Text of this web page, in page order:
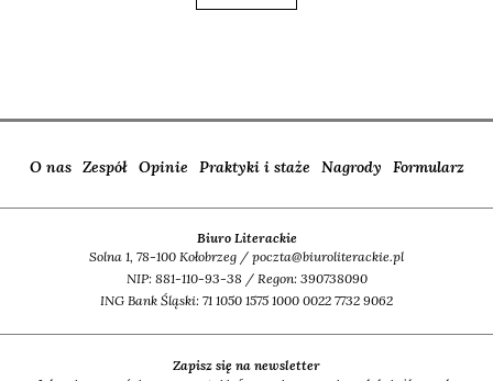
O nas Zespół Opinie Praktyki i staże Nagrody Formularz
Biuro Literackie
Solna 1, 78-100 Kołobrzeg / poczta@biuroliterackie.pl
NIP: 881-110-93-38 / Regon: 390738090
ING Bank Śląski: 71 1050 1575 1000 0022 7732 9062
Zapisz się na newsletter